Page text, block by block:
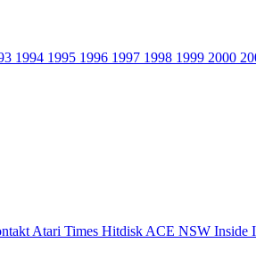
1994 1995 1996 1997 1998 1999 2000
Atari Times Hitdisk ACE NSW Inside